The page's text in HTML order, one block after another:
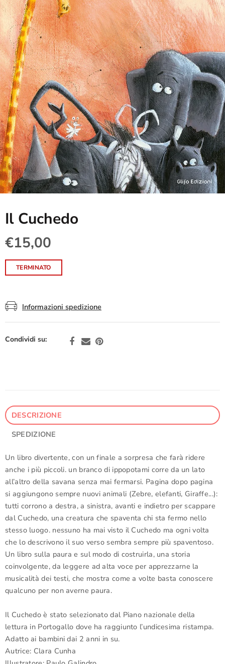
Il Cuchedo
€15,00
TERMINATO
Informazioni spedizione
Condividi su:
DESCRIZIONE
SPEDIZIONE
Un libro divertente, con un finale a sorpresa che farà ridere
anche i più piccoli. un branco di ippopotami corre da un lato
all’altro della savana senza mai fermarsi. Pagina dopo pagina
si aggiungono sempre nuovi animali (Zebre, elefanti, Giraffe...):
tutti corrono a destra,a sinistra, avanti e indietro per scappare
dal Cuchedo, una creatura che spaventa chi sta fermo nello
stesso luogo. nessuno ha mai visto il Cuchedo ma ogni volta
che lo descrivono il suo verso sembra sempre più spaventoso.
Un libro sulla paura e sul modo di costruirla, una storia
coinvolgente, da leggere ad alta voce per apprezzarne la
musicalità dei testi, che mostra come a volte basta conoscere
qualcuno per non averne paura.
Il Cuchedo è stato selezionato dal Piano nazionale della
lettura in Portogallo dove ha raggiunto l’undicesima ristampa.
Adatto ai bambini dai 2 anni in su.
Autrice: Clara Cunha